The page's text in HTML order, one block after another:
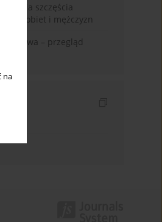
na
szczęścia
kobiet i mężczyzn
– przegląd